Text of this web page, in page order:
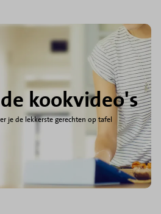
kookvideo's
je de lekkerste gerechten op tafel